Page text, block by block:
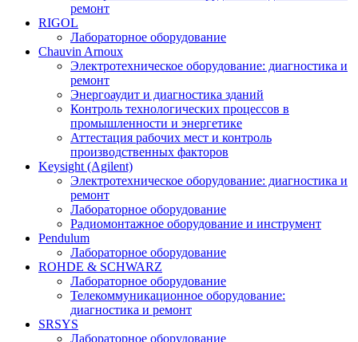
ремонт
RIGOL
Лабораторное оборудование
Chauvin Arnoux
Электротехническое оборудование: диагностика и
ремонт
Энергоаудит и диагностика зданий
Контроль технологических процессов в
промышленности и энергетике
Аттестация рабочих мест и контроль
производственных факторов
Keysight (Agilent)
Электротехническое оборудование: диагностика и
ремонт
Лабораторное оборудование
Радиомонтажное оборудование и инструмент
Pendulum
Лабораторное оборудование
ROHDE & SCHWARZ
Лабораторное оборудование
Телекоммуникационное оборудование:
диагностика и ремонт
SRSYS
Лабораторное оборудование